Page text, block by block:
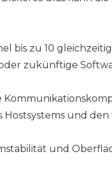
bis zu 10
zukünftige
und
und